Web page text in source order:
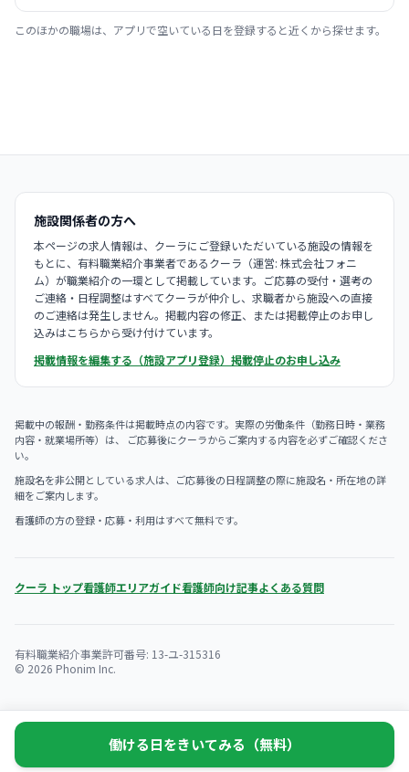
このほかの職場は、アプリで空いている日を登録すると近くから探せます。
施設関係者の方へ
本ページの求人情報は、クーラにご登録いただいている施設の情報を
もとに、有料職業紹介事業者であるクーラ（運営: 株式会社フォニ
ム）が職業紹介の一環として掲載しています。ご応募の受付・選考の
ご連絡・日程調整はすべてクーラが仲介し、求職者から施設への直接
のご連絡は発生しません。掲載内容の修正、または掲載停止のお申し
込みはこちらから受け付けています。
掲載情報を編集する（施設アプリ登録） 掲載停止のお申し込み
掲載中の報酬・勤務条件は掲載時点の内容です。実際の労働条件（勤務日時・業務
内容・就業場所等）は、 ご応募後にクーラからご案内する内容を必ずご確認くださ
い。
施設名を非公開としている求人は、ご応募後の日程調整の際に施設名・所在地の詳
細をご案内します。
看護師の方の登録・応募・利用はすべて無料です。
クーラ トップ看護師エリアガイド看護師向け記事よくある質問
有料職業紹介事業許可番号: 13-ユ-315316
© 2026 Phonim Inc.
働ける日をきいてみる（無料）